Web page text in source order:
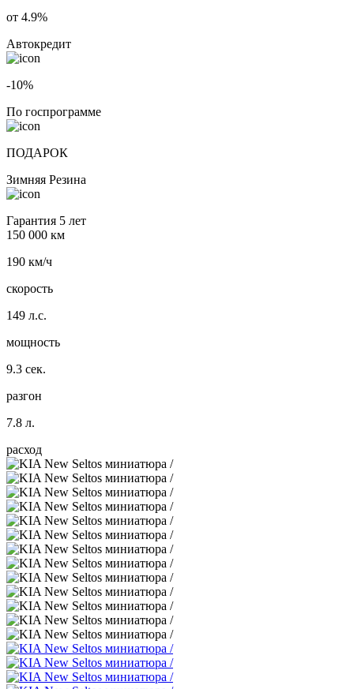
от 4.9%
Автокредит
-10%
По госпрограмме
ПОДАРОК
Зимняя Резина
Гарантия 5 лет
150 000 км
190 км/ч
скорость
149 л.с.
мощность
9.3 сек.
разгон
7.8 л.
расход